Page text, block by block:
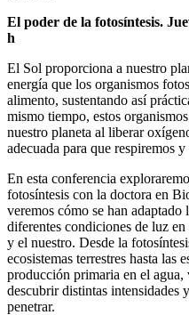
El poder de la fotosíntesis.
h
El Sol proporciona a nuestro
energía que los organismos
alimento, sustentando así
mismo tiempo, estos
nuestro planeta al liberar
adecuada para que respiremos
En esta conferencia
fotosíntesis con la doctora en
veremos cómo se han
diferentes condiciones de luz
y el nuestro. Desde la
ecosistemas terrestres hasta las
producción primaria en el agua,
descubrir distintas intensidades
penetrar.